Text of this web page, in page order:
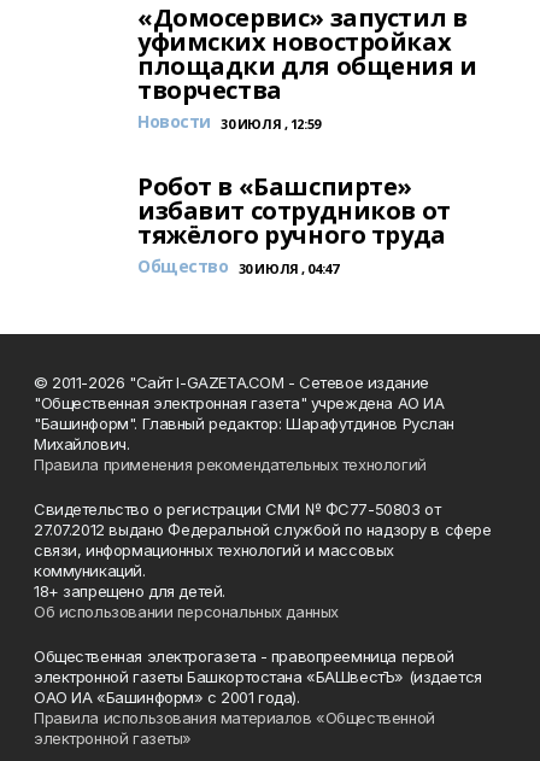
«Домосервис» запустил в
уфимских новостройках
площадки для общения и
творчества
Новости 30 ИЮЛЯ , 12:59
Робот в «Башспирте»
избавит сотрудников от
тяжёлого ручного труда
Общество 30 ИЮЛЯ , 04:47
© 2011-2026 "Сайт I-GAZETA.COM - Сетевое издание
"Общественная электронная газета" учреждена АО ИА
"Башинформ". Главный редактор: Шарафутдинов Руслан
Михайлович.
Правила применения рекомендательных технологий
Свидетельство о регистрации СМИ № ФС77-50803 от
27.07.2012 выдано Федеральной службой по надзору в сфере
связи, информационных технологий и массовых
коммуникаций.
18+ запрещено для детей.
Об использовании персональных данных
Общественная электрогазета - правопреемница первой
электронной газеты Башкортостана «БАШвестЪ» (издается
ОАО ИА «Башинформ» с 2001 года).
Правила использования материалов «Общественной
электронной газеты»